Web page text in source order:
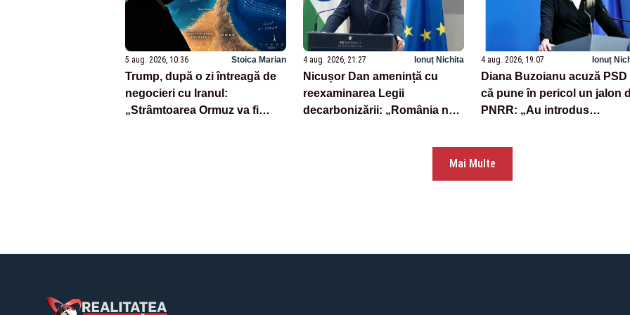
5 aug. 2026, 10:36 Stoica Marian
Trump, după o zi întreagă de
negocieri cu Iranul:
„Strâmtoarea Ormuz va fi
4 aug. 2026, 21:27 Ionuț Nichita
Nicușor Dan amenință cu
reexaminarea Legii
decarbonizării: „România nu
4 aug. 2026, 19:07 Ionuț
Diana Buzoianu acuză PSD
că pune în pericol un jalon
PNRR: „Au introdus
Mai Multe